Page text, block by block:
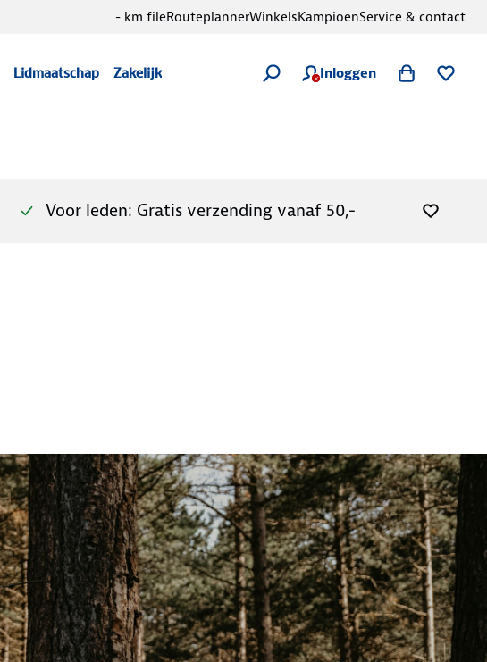
Lidmaatschap Zakelijk Inloggen
- km fileRouteplannerWinkelsKampioenService & contact
Voor leden: Gratis verzending vanaf 50,-